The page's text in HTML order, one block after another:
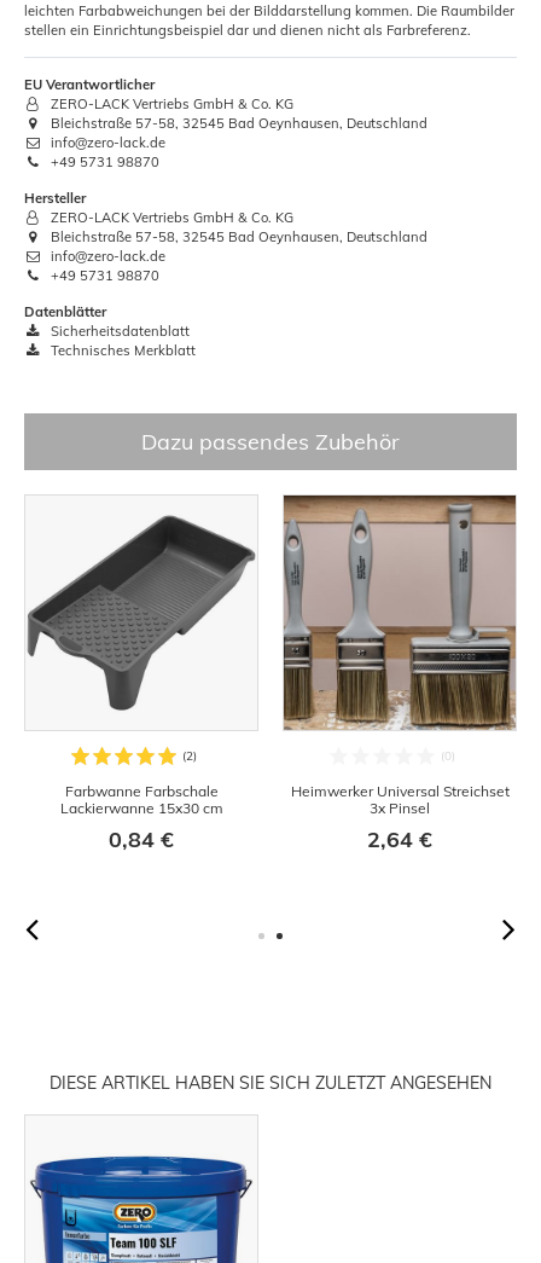
leichten Farbabweichungen bei der Bilddarstellung kommen. Die Raumbilder
stellen ein Einrichtungsbeispiel dar und dienen nicht als Farbreferenz.
EU Verantwortlicher
ZERO-LACK Vertriebs GmbH & Co. KG
Bleichstraße 57-58, 32545 Bad Oeynhausen, Deutschland
info@zero-lack.de
+49 5731 98870
Hersteller
ZERO-LACK Vertriebs GmbH & Co. KG
Bleichstraße 57-58, 32545 Bad Oeynhausen, Deutschland
info@zero-lack.de
+49 5731 98870
Datenblätter
Sicherheitsdatenblatt
Technisches Merkblatt
Dazu passendes Zubehör
Farbwanne Farbschale
Lackierwanne 15x30 cm
0,84 €
Heimwerker Universal Streichset
3x Pinsel
2,64 €
DIESE ARTIKEL HABEN SIE SICH ZULETZT ANGESEHEN